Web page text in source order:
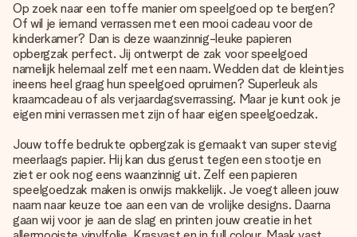
Op zoek naar een toffe manier om speelgoed op te bergen?
Of wil je iemand verrassen met een mooi cadeau voor de
kinderkamer? Dan is deze waanzinnig-leuke papieren
opbergzak perfect. Jij ontwerpt de zak voor speelgoed
namelijk helemaal zelf met een naam. Wedden dat de kleintjes
ineens heel graag hun speelgoed opruimen? Superleuk als
kraamcadeau of als verjaardagsverrassing. Maar je kunt ook je
eigen mini verrassen met zijn of haar eigen speelgoedzak.
Jouw toffe bedrukte opbergzak is gemaakt van super stevig
meerlaags papier. Hij kan dus gerust tegen een stootje en
ziet er ook nog eens waanzinnig uit. Zelf een papieren
speelgoedzak maken is onwijs makkelijk. Je voegt alleen jouw
naam naar keuze toe aan een van de vrolijke designs. Daarna
gaan wij voor je aan de slag en printen jouw creatie in het